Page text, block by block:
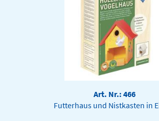
Art. Nr.: 466
Futterhaus und Nistkasten in